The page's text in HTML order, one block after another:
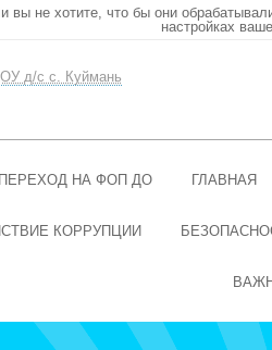
вы не хотите, что бы они
настройках
д/с с. Куймань
ПЕРЕХОД НА ФОП ДО ГЛАВНАЯ
КОРРУПЦИИ